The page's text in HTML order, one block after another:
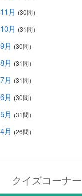
月 (30問）
月 (31問）
月 (30問）
月 (31問）
月 (31問）
月 (30問）
月 (31問）
月 (26問）
クイズコーナー